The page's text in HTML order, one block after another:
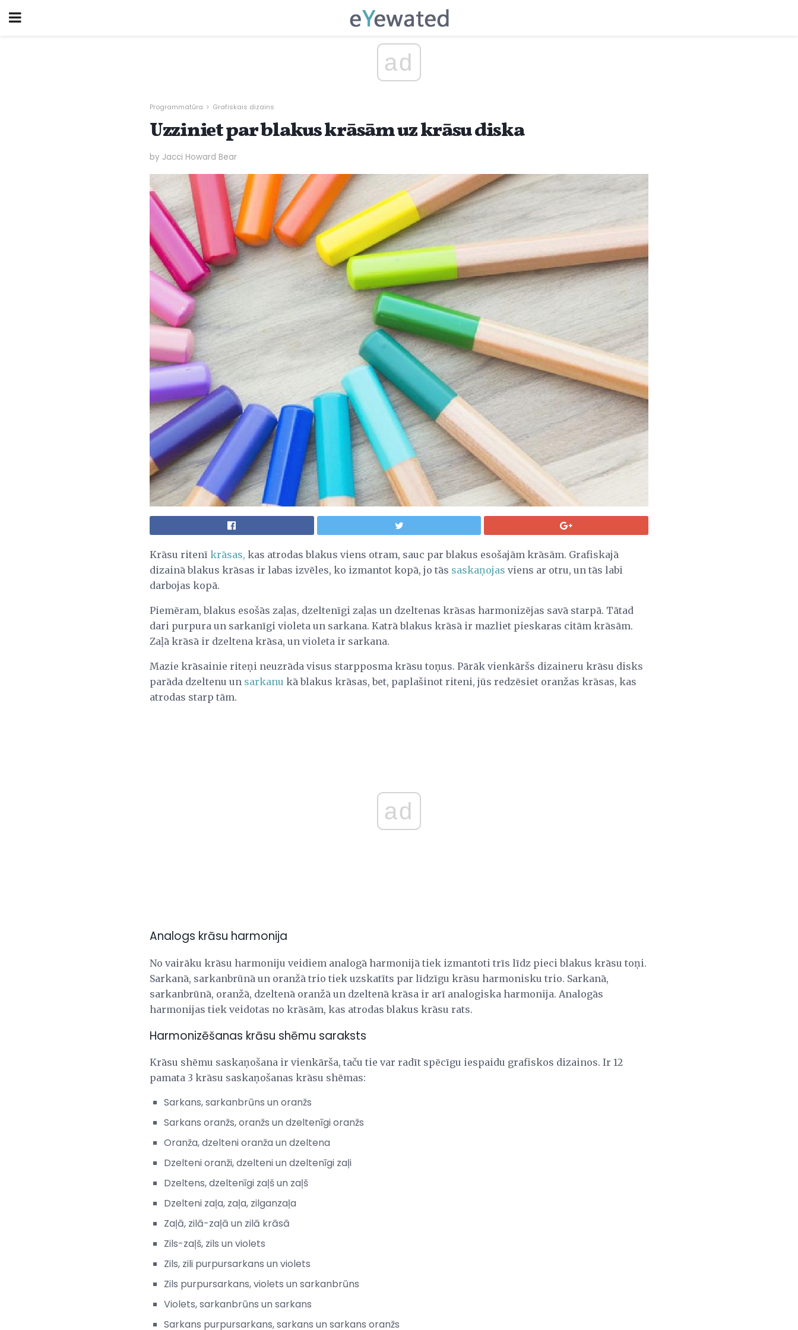
ad
Programmatūra Grafiskais dizains
Uzziniet par blakus krāsām uz krāsu diska
by Jacci Howard Bear
Krāsu ritenī krāsas, kas atrodas blakus viens otram, sauc par blakus esošajām krāsām. Grafiskajā
dizainā blakus krāsas ir labas izvēles, ko izmantot kopā, jo tās saskaņojas viens ar otru, un tās labi
darbojas kopā.
Piemēram, blakus esošās zaļas, dzeltenīgi zaļas un dzeltenas krāsas harmonizējas savā starpā. Tātad
dari purpura un sarkanīgi violeta un sarkana. Katrā blakus krāsā ir mazliet pieskaras citām krāsām.
Zaļā krāsā ir dzeltena krāsa, un violeta ir sarkana.
Mazie krāsainie riteņi neuzrāda visus starpposma krāsu toņus. Pārāk vienkāršs dizaineru krāsu disks
parāda dzeltenu un sarkanu kā blakus krāsas, bet, paplašinot riteni, jūs redzēsiet oranžas krāsas, kas
atrodas starp tām.
ad
Analogs krāsu harmonija
No vairāku krāsu harmoniju veidiem analogā harmonijā tiek izmantoti trīs līdz pieci blakus krāsu toņi.
Sarkanā, sarkanbrūnā un oranžā trio tiek uzskatīts par līdzīgu krāsu harmonisku trio. Sarkanā,
sarkanbrūnā, oranžā, dzeltenā oranžā un dzeltenā krāsa ir arī analogiska harmonija. Analogās
harmonijas tiek veidotas no krāsām, kas atrodas blakus krāsu rats.
Harmonizēšanas krāsu shēmu saraksts
Krāsu shēmu saskaņošana ir vienkārša, taču tie var radīt spēcīgu iespaidu grafiskos dizainos. Ir 12
pamata 3 krāsu saskaņošanas krāsu shēmas:
Sarkans, sarkanbrūns un oranžs
Sarkans oranžs, oranžs un dzeltenīgi oranžs
Oranža, dzelteni oranža un dzeltena
Dzelteni oranži, dzelteni un dzeltenīgi zaļi
Dzeltens, dzeltenīgi zaļš un zaļš
Dzelteni zaļa, zaļa, zilganzaļa
Zaļā, zilā-zaļā un zilā krāsā
Zils-zaļš, zils un violets
Zils, zili purpursarkans un violets
Zils purpursarkans, violets un sarkanbrūns
Violets, sarkanbrūns un sarkans
Sarkans purpursarkans, sarkans un sarkans oranžs